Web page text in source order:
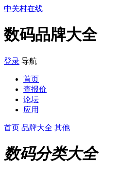
中关村在线
数码品牌大全
登录 导航
首页
查报价
论坛
应用
首页 品牌大全 其他
数码分类大全